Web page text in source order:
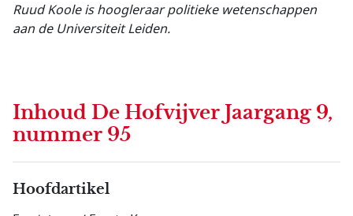
Ruud Koole is hoogleraar politieke wetenschappen
aan de Universiteit Leiden.
Inhoud De Hofvijver Jaargang 9,
nummer 95
Hoofdartikel